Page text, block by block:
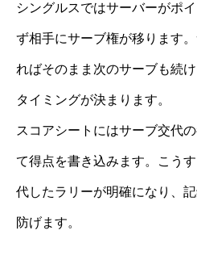
シングルスではサーバーがポ
ず相手にサーブ権が移ります
ればそのまま次のサーブも続
タイミングが決まります。
スコアシートにはサーブ交代
て得点を書き込みます。こう
代したラリーが明確になり、
防げます。